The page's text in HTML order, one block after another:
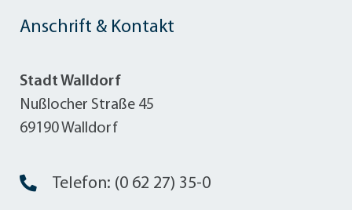
Anschrift & Kontakt
Stadt Walldorf
Nußlocher Straße 45
69190 Walldorf
Telefon: (0 62 27) 35-0